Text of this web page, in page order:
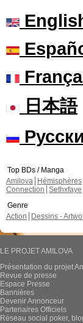
日本語
Top BDs / Manga
Amilova
Hémisphères
Connection Sethxfaye
Genre
Action
Dessins -
LE PROJET AMILOVA
Présentation du projet
Revue de presse
Espace Presse
Bannières
Devenir Annonceur
Partenaires Officiels
Réseau social poker,